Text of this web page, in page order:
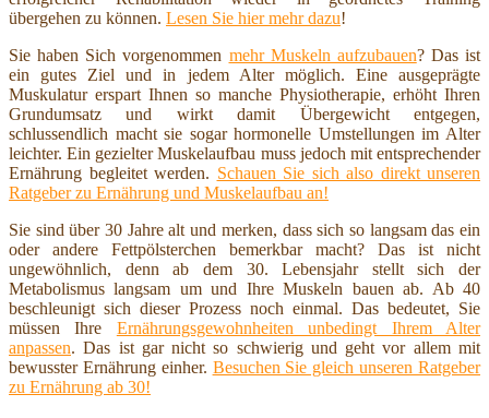
übergehen zu können. Lesen Sie hier mehr dazu!
Sie haben Sich vorgenommen mehr Muskeln aufzubauen? Das ist
ein gutes Ziel und in jedem Alter möglich. Eine ausgeprägte
Muskulatur erspart Ihnen so manche Physiotherapie, erhöht Ihren
Grundumsatz und wirkt damit Übergewicht entgegen,
schlussendlich macht sie sogar hormonelle Umstellungen im Alter
leichter. Ein gezielter Muskelaufbau muss jedoch mit entsprechender
Ernährung begleitet werden. Schauen Sie sich also direkt unseren
Ratgeber zu Ernährung und Muskelaufbau an!
Sie sind über 30 Jahre alt und merken, dass sich so langsam das ein
oder andere Fettpölsterchen bemerkbar macht? Das ist nicht
ungewöhnlich, denn ab dem 30. Lebensjahr stellt sich der
Metabolismus langsam um und Ihre Muskeln bauen ab. Ab 40
beschleunigt sich dieser Prozess noch einmal. Das bedeutet, Sie
müssen Ihre Ernährungsgewohnheiten unbedingt Ihrem Alter
anpassen. Das ist gar nicht so schwierig und geht vor allem mit
bewusster Ernährung einher. Besuchen Sie gleich unseren Ratgeber
zu Ernährung ab 30!